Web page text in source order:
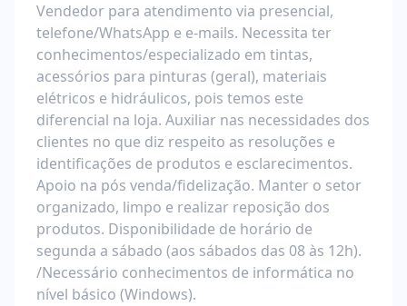
Vendedor para atendimento via presencial,
telefone/WhatsApp e e-mails. Necessita ter
conhecimentos/especializado em tintas,
acessórios para pinturas (geral), materiais
elétricos e hidráulicos, pois temos este
diferencial na loja. Auxiliar nas necessidades dos
clientes no que diz respeito as resoluções e
identificações de produtos e esclarecimentos.
Apoio na pós venda/fidelização. Manter o setor
organizado, limpo e realizar reposição dos
produtos. Disponibilidade de horário de
segunda a sábado (aos sábados das 08 às 12h).
/Necessário conhecimentos de informática no
nível básico (Windows).